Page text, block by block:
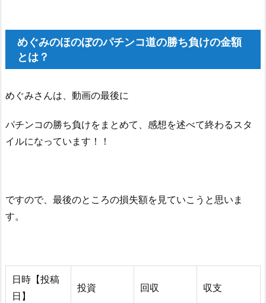
めぐみのほのぼのパチンコ道の勝ち負けの金額
とは？
めぐみさんは、動画の最後に
パチンコの勝ち負けをまとめて、感想を述べて終わるスタ
イルになっています！！
ですので、最後のところの損失額を見ていこうと思いま
す。
日時【投稿
日】
投資 回収 収支